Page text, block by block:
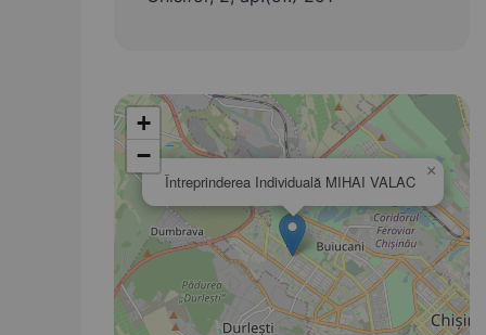
Întreprinderea Individuală MIHAI VALAC
×
+
−